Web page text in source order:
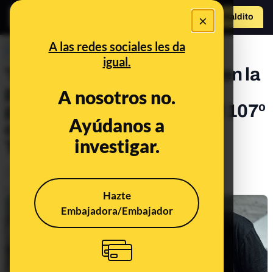
×
A las redes sociales les da
igual.
A nosotros no.
Ayúdanos a
investigar.
Hazte
Embajadora/Embajador
Hazte Maldito
PREBUNKING
'Sexting' seguro, cambios en la
publicidad en TikTok y la
privacidad de Poparazzi: el 107º
consultorio de Maldita
Tecnología
Publicado el